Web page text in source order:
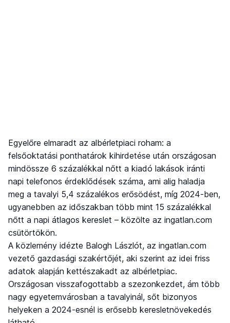
Egyelőre elmaradt az albérletpiaci roham: a
felsőoktatási ponthatárok kihirdetése után országosan
mindössze 6 százalékkal nőtt a kiadó lakások iránti
napi telefonos érdeklődések száma, ami alig haladja
meg a tavalyi 5,4 százalékos erősödést, míg 2024-ben,
ugyanebben az időszakban több mint 15 százalékkal
nőtt a napi átlagos kereslet – közölte az ingatlan.com
csütörtökön.
A közlemény idézte Balogh Lászlót, az ingatlan.com
vezető gazdasági szakértőjét, aki szerint az idei friss
adatok alapján kettészakadt az albérletpiac.
Országosan visszafogottabb a szezonkezdet, ám több
nagy egyetemvárosban a tavalyinál, sőt bizonyos
helyeken a 2024-esnél is erősebb keresletnövekedés